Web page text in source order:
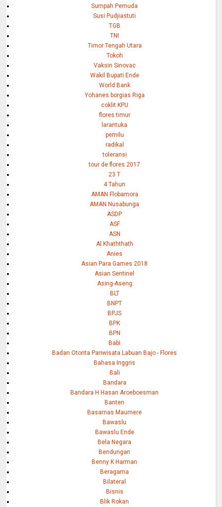
Sumpah Pemuda
Susi Pudjiastuti
TGB
TNI
Timor Tengah Utara
Tokoh
Vaksin Sinovac
Wakil Bupati Ende
World Bank
Yohanes borgias Riga
coklit KPU
flores timur
larantuka
pemilu
radikal
toleransi
tour de flores 2017
23 T
4 Tahun
AMAN Flobamora
AMAN Nusabunga
ASDP
ASF
ASN
Al Khaththath
Anies
Asian Para Games 2018
Asian Sentinel
Asing-Aseng
BLT
BNPT
BPJS
BPK
BPN
Babi
Badan Otorita Pariwisata Labuan Bajo - Flores
Bahasa Inggris
Bali
Bandara
Bandara H Hasan Aroeboesman
Banten
Basarnas Maumere
Bawaslu
Bawaslu Ende
Bela Negara
Bendungan
Benny K Harman
Beragama
Bilateral
Bisnis
Blik Rokan